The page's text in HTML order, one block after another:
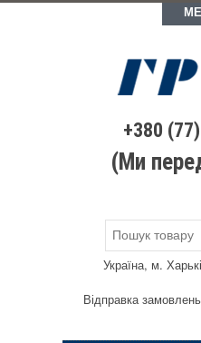
+380
(Ми
Україна, м.
Відправка